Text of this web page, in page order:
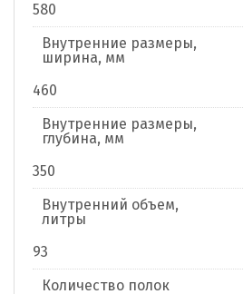
580
Внутренние размеры,
ширина, мм
460
Внутренние размеры,
глубина, мм
350
Внутренний объем,
литры
93
Количество полок